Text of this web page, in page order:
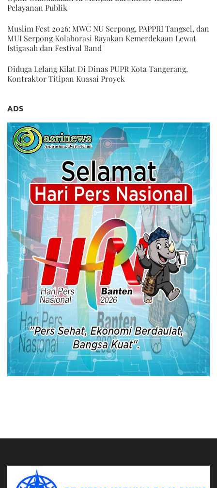
Pelayanan Publik
Muslim Fest 2026: MWC NU Serpong, PAPPRI Tangsel, dan
MUI Serpong Kolaborasi Rayakan Kemerdekaan Lewat
Istigasah dan Festival Band
Diduga Lelang Kilat Di Dinas PUPR Kota Tangerang,
Kontraktor Titipan Kuasai Proyek
ADS